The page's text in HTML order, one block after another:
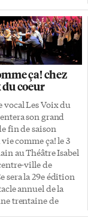
jours de spectacle
du Théâtre Isabel
2025. Passion
francophone
du 8 juin dernier
le 30e anniversaire
de Manon Côté au
Mallet de la rue
sur les
ça! chez
du coeur
vocal Les Voix du
son grand
fin de saison
comme ça! le 3
au Théâtre Isabel
ville de
sera la 29e édition
annuel de la
trentaine de